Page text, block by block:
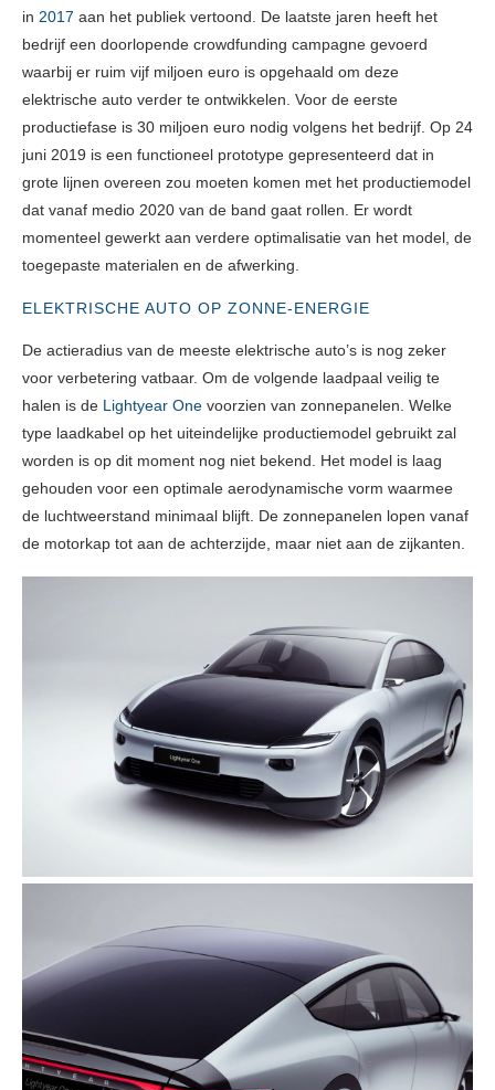
in 2017 aan het publiek vertoond. De laatste jaren heeft het
bedrijf een doorlopende crowdfunding campagne gevoerd
waarbij er ruim vijf miljoen euro is opgehaald om deze
elektrische auto verder te ontwikkelen. Voor de eerste
productiefase is 30 miljoen euro nodig volgens het bedrijf. Op 24
juni 2019 is een functioneel prototype gepresenteerd dat in
grote lijnen overeen zou moeten komen met het productiemodel
dat vanaf medio 2020 van de band gaat rollen. Er wordt
momenteel gewerkt aan verdere optimalisatie van het model, de
toegepaste materialen en de afwerking.
ELEKTRISCHE AUTO OP ZONNE-ENERGIE
De actieradius van de meeste elektrische auto’s is nog zeker
voor verbetering vatbaar. Om de volgende laadpaal veilig te
halen is de Lightyear One voorzien van zonnepanelen. Welke
type laadkabel op het uiteindelijke productiemodel gebruikt zal
worden is op dit moment nog niet bekend. Het model is laag
gehouden voor een optimale aerodynamische vorm waarmee
de luchtweerstand minimaal blijft. De zonnepanelen lopen vanaf
de motorkap tot aan de achterzijde, maar niet aan de zijkanten.